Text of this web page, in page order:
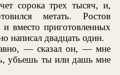
сорока трех тысяч, и,
метать. Ростов
вместо приготовленных
написал двадцать один.
— сказал он, — мне
убьешь ты или дашь мне